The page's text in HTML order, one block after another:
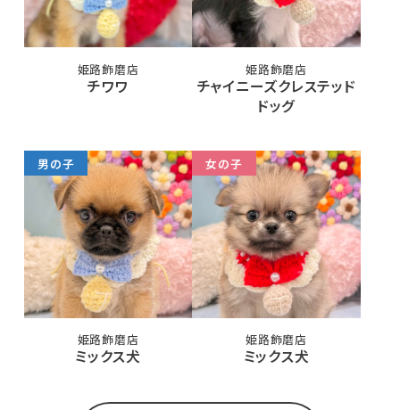
姫路飾磨店
チワワ
姫路飾磨店
チャイニーズクレステッド
ドッグ
男の子
姫路飾磨店
ミックス犬
女の子
姫路飾磨店
ミックス犬